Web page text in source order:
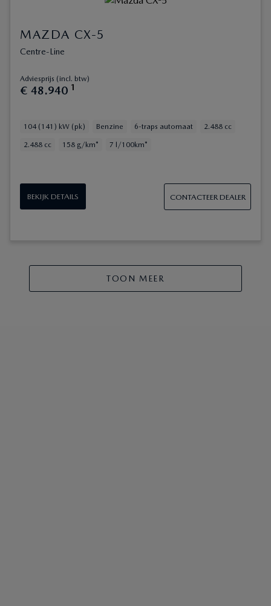
MAZDA CX-5
Centre-Line
Adviesprijs (incl. btw)
€ 48.940 1
104 (141) kW (pk) Benzine 6-traps automaat 2.488 cc
2.488 cc 158 g/km* 7 l/100km*
BEKIJK DETAILS CONTACTEER DEALER
TOON MEER